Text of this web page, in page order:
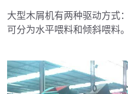
大型木屑机有两种驱动方式
可分为水平喂料和倾斜喂料。